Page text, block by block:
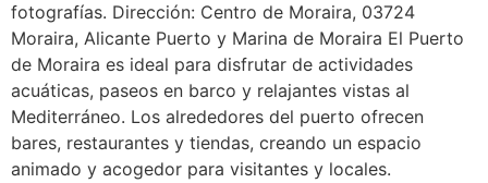
fotografías. Dirección: Centro de Moraira, 03724
Moraira, Alicante Puerto y Marina de Moraira El Puerto
de Moraira es ideal para disfrutar de actividades
acuáticas, paseos en barco y relajantes vistas al
Mediterráneo. Los alrededores del puerto ofrecen
bares, restaurantes y tiendas, creando un espacio
animado y acogedor para visitantes y locales.